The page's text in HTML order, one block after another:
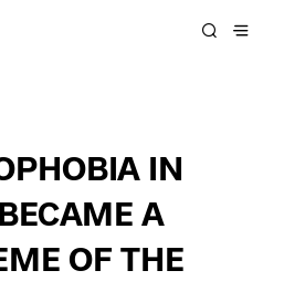
IN
A
OF THE